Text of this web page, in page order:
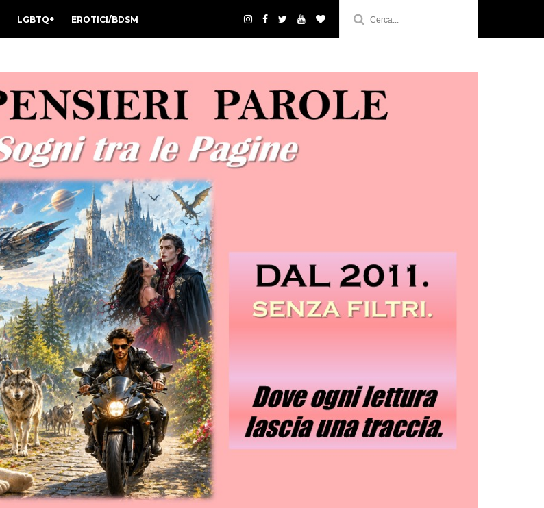
LGBTQ+ EROTICI/BDSM